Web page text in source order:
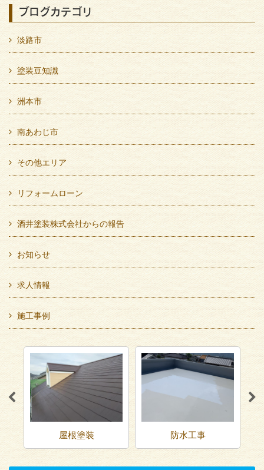
ブログカテゴリ
淡路市
塗装豆知識
洲本市
南あわじ市
その他エリア
リフォームローン
酒井塗装株式会社からの報告
お知らせ
求人情報
施工事例
屋根塗装 防水工事